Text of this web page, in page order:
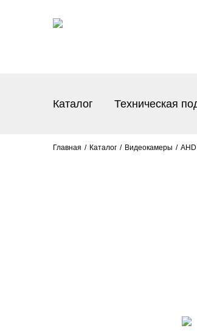
Каталог Техническая
Главная Каталог Видеокамеры